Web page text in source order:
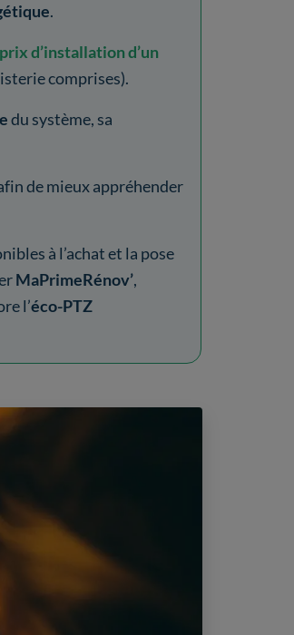
.
prix d’installation d’un
comprises).
du système, sa
de mieux appréhender
à l’achat et la pose
MaPrimeRénov’,
l’éco-PTZ